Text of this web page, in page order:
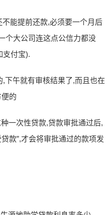
能提前还款,必须要一个月后
个大公司连这点公信力都没
支付宝).
下午就有审核结果了,而且也在
的
一次性贷款,贷款审批通过后,
款”,才会将审批通过的款项发